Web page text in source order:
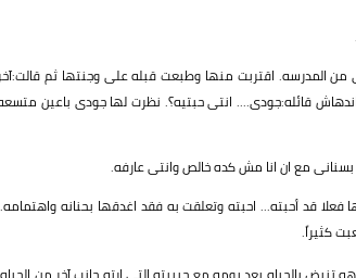
من المدرسه. اقتربت منها وطبعت قبله على وجنتها ثم
قائله:جودى.... انتى حبتيه؟. نظرت لها جودى باعين
مع ان انا مش كده خالص وانتى عارفه.
قد أحبته... احبته وتعلقت به فقد اغدقها بحنانه
كثيراً.